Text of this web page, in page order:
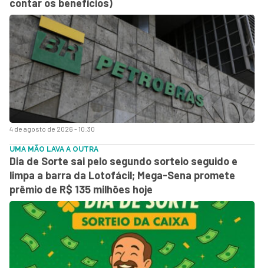
4 de agosto de 2026 - 10:30
contar os benefícios)
UMA MÃO LAVA A OUTRA
Dia de Sorte sai pelo segundo sorteio seguido e
limpa a barra da Lotofácil; Mega-Sena promete
prêmio de R$ 135 milhões hoje